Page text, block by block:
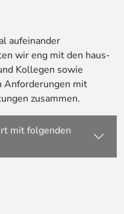
aufeinander
wir eng mit den haus-
Kollegen sowie
Anforderungen mit
zusammen.
mit folgenden